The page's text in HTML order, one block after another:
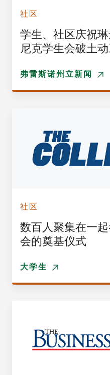
社区
学生、社区庆祝
尼克学生会破土
弗雷斯诺州立新闻
社区
数百人聚集在一
会的奠基仪式
大学生